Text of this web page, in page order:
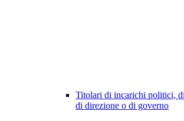
Titolari di incarichi politici,
di direzione o di governo